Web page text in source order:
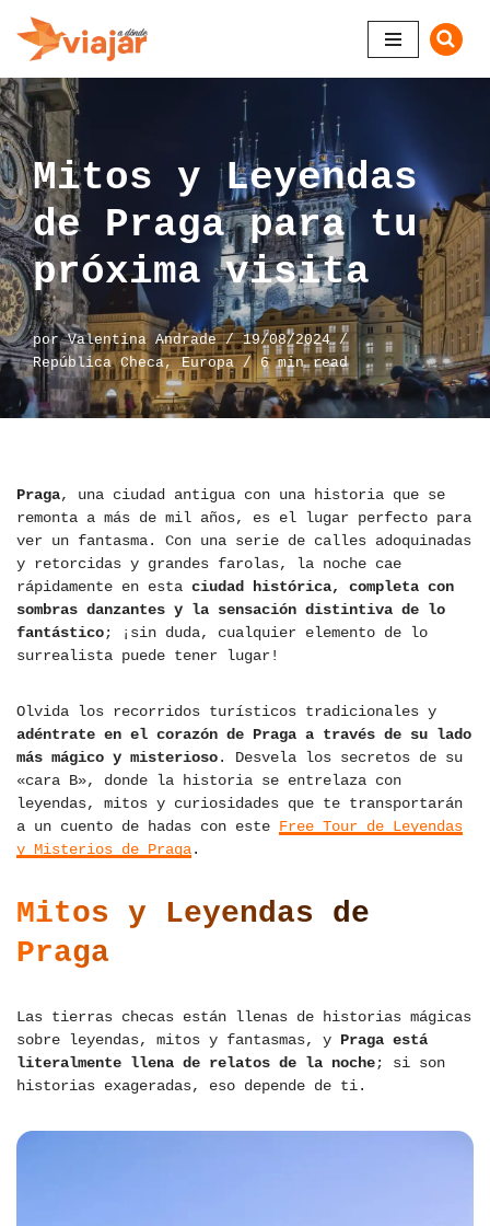
Saltar
al
contenido
Mitos y Leyendas
de Praga para tu
próxima visita
porValentina Andrade
19/08/2024
República Checa,Europa 6 min read
Praga, una ciudad antigua con una historia que se
remonta a más de mil años, es el lugar perfecto para
ver un fantasma. Con una serie de calles adoquinadas
y retorcidas y grandes farolas, la noche cae
rápidamente en esta ciudad histórica, completa con
sombras danzantes y la sensación distintiva de lo
fantástico; ¡sin duda, cualquier elemento de lo
surrealista puede tener lugar!
Olvida los recorridos turísticos tradicionales y
adéntrate en el corazón de Praga a través de su lado
más mágico y misterioso. Desvela los secretos de su
«cara B», donde la historia se entrelaza con
leyendas, mitos y curiosidades que te transportarán
a un cuento de hadas con este Free Tour de Leyendas
y Misterios de Praga.
Mitos y Leyendas de
Praga
Las tierras checas están llenas de historias mágicas
sobre leyendas, mitos y fantasmas, y Praga está
literalmente llena de relatos de la noche; si son
historias exageradas, eso depende de ti.